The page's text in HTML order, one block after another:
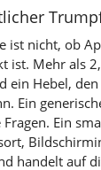
ist nicht, ob
ist. Mehr als
ein Hebel,
Ein
Ein
handelt auf